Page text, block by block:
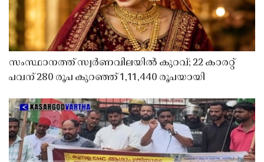
സംസ്ഥാനത്ത് സ്വർണവിലയിൽ കുറവ്; 22 കാരറ്റ്
പവന് 280 രൂപ കുറഞ്ഞ് 1,11,440 രൂപയായി